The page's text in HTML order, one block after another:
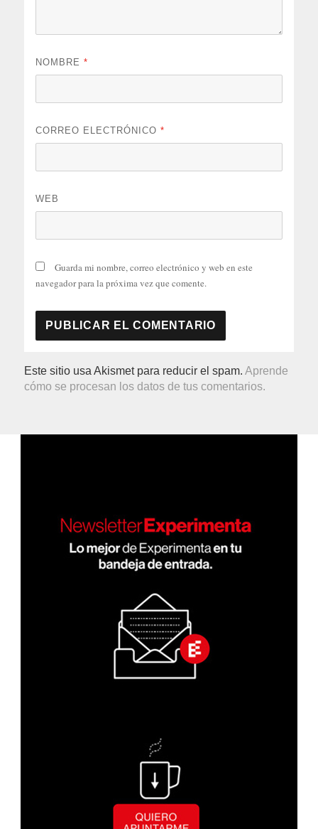
NOMBRE*
CORREO ELECTRÓNICO*
WEB
Guarda mi nombre, correo electrónico y web en este
navegador para la próxima vez que comente.
Este sitio usa Akismet para reducir el spam.Aprende
cómo se procesan los datos de tus comentarios.